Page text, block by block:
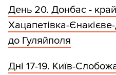
День 20. Донбас - край
Хацапетівка-
до Гуляйполя
Дні 17-19. Київ-